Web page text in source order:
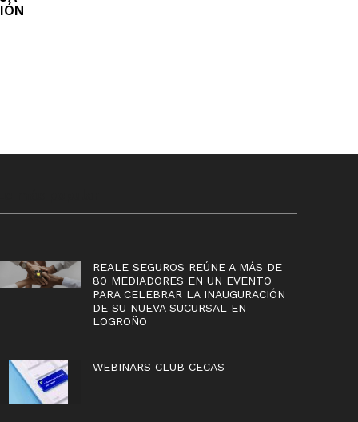
REALE SEGUROS REÚNE A MÁS DE
80 MEDIADORES EN UN EVENTO
PARA CELEBRAR LA INAUGURACIÓN
DE SU NUEVA SUCURSAL EN
LOGROÑO
WEBINARS CLUB CECAS